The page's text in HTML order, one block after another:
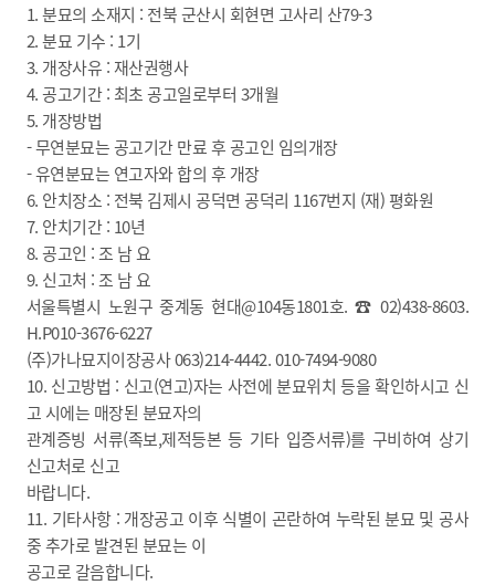
1. 분묘의 소재지 : 전북 군산시 회현면 고사리 산79-3
2. 분묘 기수 : 1기
3. 개장사유 : 재산권행사
4. 공고기간 : 최초 공고일로부터 3개월
5. 개장방법
- 무연분묘는 공고기간 만료 후 공고인 임의개장
- 유연분묘는 연고자와 합의 후 개장
6. 안치장소 : 전북 김제시 공덕면 공덕리 1167번지 (재) 평화원
7. 안치기간 : 10년
8. 공고인 : 조 남 요
9. 신고처 : 조 남 요
서울특별시 노원구 중계동 현대@104동1801호. ☎ 02)438-8603.
H.P010-3676-6227
(주)가나묘지이장공사 063)214-4442. 010-7494-9080
10. 신고방법 : 신고(연고)자는 사전에 분묘위치 등을 확인하시고 신
고 시에는 매장된 분묘자의
관계증빙 서류(족보,제적등본 등 기타 입증서류)를 구비하여 상기
신고처로 신고
바랍니다.
11. 기타사항 : 개장공고 이후 식별이 곤란하여 누락된 분묘 및 공사
중 추가로 발견된 분묘는 이
공고로 갈음합니다.